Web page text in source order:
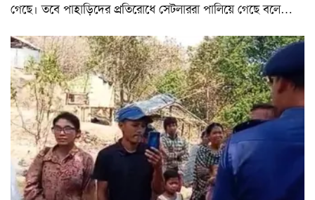
গেছে। তবে পাহাড়িদের প্রতিরোধে সেটলাররা পালিয়ে গেছে বলে…